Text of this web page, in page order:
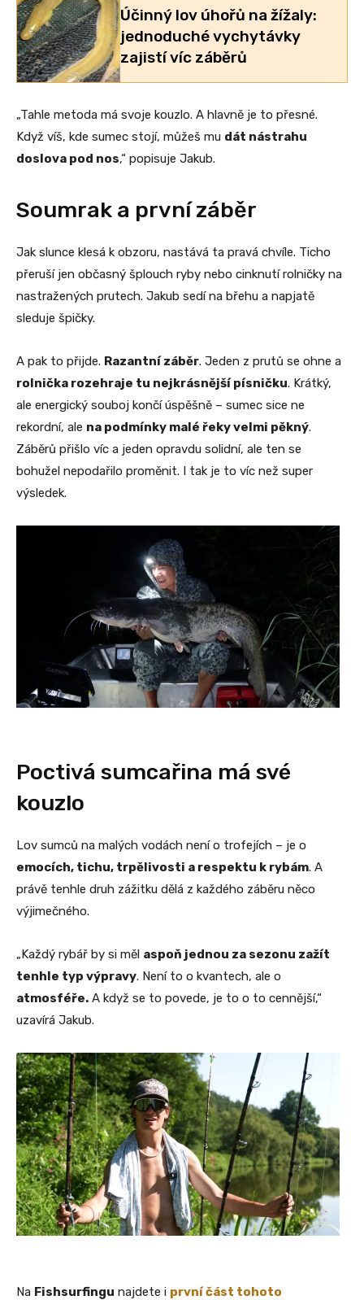
Účinný lov úhořů na žížaly:
jednoduché vychytávky
zajistí víc záběrů
„Tahle metoda má svoje kouzlo. A hlavně je to přesné.
Když víš, kde sumec stojí, můžeš mu dát nástrahu
doslova pod nos,“ popisuje Jakub.
Soumrak a první záběr
Jak slunce klesá k obzoru, nastává ta pravá chvíle. Ticho
přeruší jen občasný šplouch ryby nebo cinknutí rolničky na
nastražených prutech. Jakub sedí na břehu a napjatě
sleduje špičky.
A pak to přijde. Razantní záběr. Jeden z prutů se ohne a
rolnička rozehraje tu nejkrásnější písničku. Krátký,
ale energický souboj končí úspěšně – sumec sice ne
rekordní, ale na podmínky malé řeky velmi pěkný.
Záběrů přišlo víc a jeden opravdu solidní, ale ten se
bohužel nepodařilo proměnit. I tak je to víc než super
výsledek.
Poctivá sumcařina má své
kouzlo
Lov sumců na malých vodách není o trofejích – je o
emocích, tichu, trpělivosti a respektu k rybám. A
právě tenhle druh zážitku dělá z každého záběru něco
výjimečného.
„Každý rybář by si měl aspoň jednou za sezonu zažít
tenhle typ výpravy. Není to o kvantech, ale o
atmosféře. A když se to povede, je to o to cennější,“
uzavírá Jakub.
Na Fishsurfingu najdete i první část tohoto